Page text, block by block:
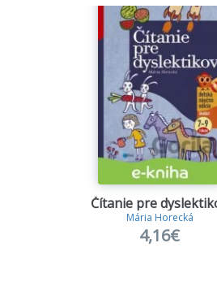
Čítanie pre
Mária Horecká
4,16€